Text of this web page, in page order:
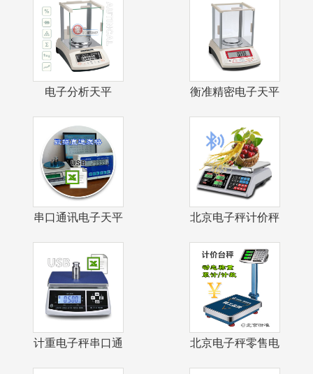
电子分析天平
衡准精密电子天平
串口通讯电子天平
北京电子秤计价秤
计重电子秤串口通
北京电子秤零售电